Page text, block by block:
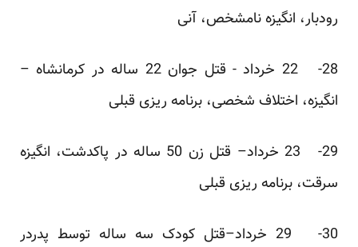
رودبار، انگیزه نامشخص، آنی
28- 22 خرداد - قتل جوان 22 ساله در کرمانشاه –
انگیزه، اختلاف شخصی، برنامه ریزی قبلی
29- 23 خرداد– قتل زن 50 ساله در پاکدشت، انگیزه
سرقت، برنامه ریزی قبلی
30- 29 خرداد–قتل کودک سه ساله توسط پدردر